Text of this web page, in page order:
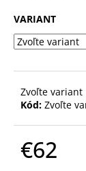
VARIANT
Zvoľte variant
Kód: Zvoľte
€62